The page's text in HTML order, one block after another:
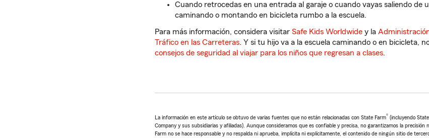
Cuando retrocedas en una entrada al garaje o cuando vayas saliendo de
caminando o montando en bicicleta rumbo a la escuela.
Para más información, considera visitar Safe Kids Worldwide y la
Tráfico en las Carreteras. Y si tu hijo va a la escuela caminando o en bicicleta,
consejos de seguridad al viajar para los niños que regresan a clases.
La información en este artículo se obtuvo de varias fuentes que no están relacionadas con State Farm® (incluyendo
Company y sus subsidiarias y afiliadas). Aunque consideramos que es confiable y precisa, no garantizamos la precisión
Farm no se hace responsable y no respalda ni aprueba, implícita ni explícitamente, el contenido de ningún sitio de